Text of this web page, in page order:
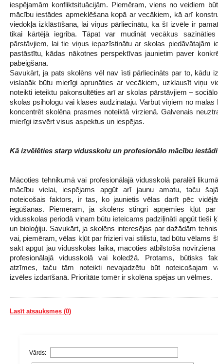
iespējamām konfliktsituācijām. Piemēram, viens no veidiem
mācību iestādes apmeklēšana kopā ar vecākiem, kā arī
viedokļa izklāstīšana, lai viņus pārliecinātu, ka šī izvēle ir
tikai kārtējā iegriba. Tāpat var mudināt vecākus
pārstāvjiem, lai tie viņus iepazīstinātu ar skolas piedāvātajām
pastāstītu, kādas nākotnes perspektīvas jaunietim paver
pabeigšana.
Savukārt, ja pats skolēns vēl nav īsti pārliecināts par to, kādu
vislabāk būtu mierīgi aprunāties ar vecākiem, uzklausīt viņu
noteikti ieteiktu pakonsultēties arī ar skolas pārstāvjiem –
skolas psihologu vai klases audzinātāju. Varbūt viņiem no malas
koncentrēt skolēna prasmes noteiktā virzienā. Galvenais
mierīgi izsvērt visus aspektus un iespējas.
Kā izvēlēties starp vidusskolu un profesionālo mācību iestādi
Mācoties tehnikumā vai profesionālajā vidusskolā paralēli
mācību vielai, iespējams apgūt arī jaunu amatu, taču
noteicošais faktors, ir tas, ko jaunietis vēlas darīt pēc
iegūšanas. Piemēram, ja skolēns stingri apņēmies kļūt
vidusskolas periodā viņam būtu ieteicams padziļināti apgūt tieši
un bioloģiju. Savukārt, ja skolēns interesējas par dažādām
vai, piemēram, vēlas kļūt par frizieri vai stilistu, tad būtu vēlams
sākt apgūt jau vidusskolas laikā, mācoties atbilstoša novirziena
profesionālajā vidusskolā vai koledžā. Protams, būtisks
atzīmes, taču tām noteikti nevajadzētu būt noteicošajam
izvēles izdarīšanā. Prioritāte tomēr ir skolēna spējas un vēlmes.
Lasīt atsauksmes (0)
Vārds: